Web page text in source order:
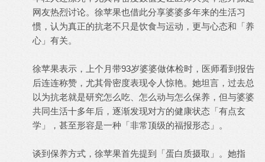
网友热烈讨论。徐苹果也借此分享婆婆多年来的生活习
惯，认为真正的抗老不只是饮食与运动，更与心态和「养
心」有关。
徐苹果表示，上个月带93岁婆婆做体检时，医师看到报告
后连连称赞，尤其骨密度表现令人惊艳。她坦言，过去总
以为抗老就是研究怎么吃、怎么动与怎么保养，但与婆婆
共同生活十多年后，逐渐发现对方的健康状态「有点玄
学」，甚至形容是一种「非常顶级的福报形态」。
谈到保养方式，徐苹果首先提到「蛋白质摄取」。她指